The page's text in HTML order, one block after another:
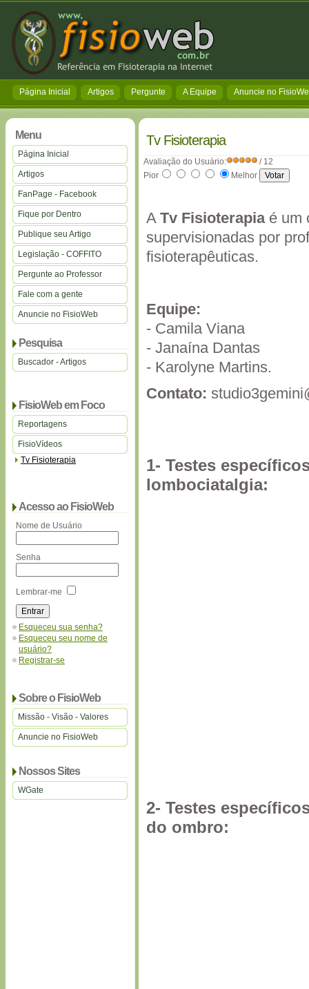
Página Inicial Artigos Pergunte A Equipe Anuncie no
Menu
Página Inicial
Artigos
FanPage - Facebook
Fique por Dentro
Publique seu Artigo
Legislação - COFFITO
Pergunte ao Professor
Fale com a gente
Anuncie no FisioWeb
Pesquisa
Buscador - Artigos
FisioWeb em Foco
Reportagens
FisioVídeos
Tv Fisioterapia
Acesso ao FisioWeb
Nome de Usuário
Senha
Lembrar-me
Esqueceu sua senha?
Esqueceu seu nome de
usuário?
Registrar-se
Sobre o FisioWeb
Missão - Visão - Valores
Anuncie no FisioWeb
Nossos Sites
WGate
Tv Fisioterapia
Avaliação do Usuário:
/ 12
Pior
Melhor
A Tv Fisioterapiaé um
supervisionadas por
fisioterapêuticas.
Equipe:
- Camila Viana
- Janaína Dantas
- Karolyne Martins.
Contato:
1- Testes
lombociatalgia:
2- Testes
do ombro: